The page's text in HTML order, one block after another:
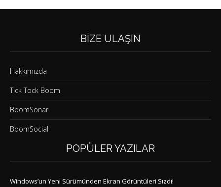
BIZE ULAŞIN
Hakkımızda
Tick Tock Boom
BoomSonar
BoomSocial
POPÜLER YAZILAR
Windows’un Yeni Sürümünden Ekran Görüntüleri Sızdı!